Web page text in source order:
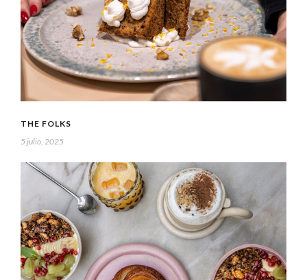
THE FOLKS
5 julio, 2025